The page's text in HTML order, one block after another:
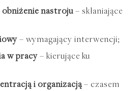
obniżenie nastroju– skłaniające
– wymagający interwencji;
w pracy– kierujące ku
i organizacją– czasem